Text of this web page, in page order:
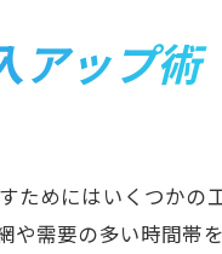
アップ術
めにはいくつかの
需要の多い時間帯